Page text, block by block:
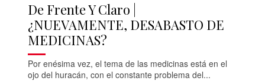
De Frente Y Claro |
¿NUEVAMENTE, DESABASTO DE
MEDICINAS?
Por enésima vez, el tema de las medicinas está en el
ojo del huracán, con el constante problema del...